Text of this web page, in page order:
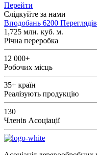
Перейти
Слідкуйте за нами
Вподобань 6200 Переглядів
1,725 млн. куб. м.
Річна переробка
12 000+
Робочих місць
35+ країн
Реалізують продукцію
130
Членів Асоціації